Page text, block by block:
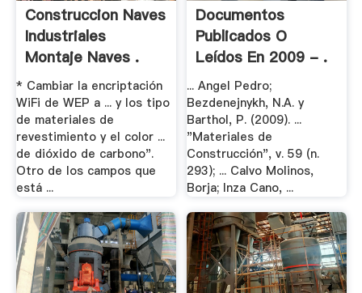
Construccion Naves
Industriales
Montaje Naves .
* Cambiar la encriptación
WiFi de WEP a ... y los tipo
de materiales de
revestimiento y el color ...
de dióxido de carbono".
Otro de los campos que
está ...
Documentos
Publicados O
Leídos En 2009 - .
... Angel Pedro;
Bezdenejnykh, N.A. y
Barthol, P. (2009). ...
"Materiales de
Construcción", v. 59 (n.
293); ... Calvo Molinos,
Borja; Inza Cano, ...